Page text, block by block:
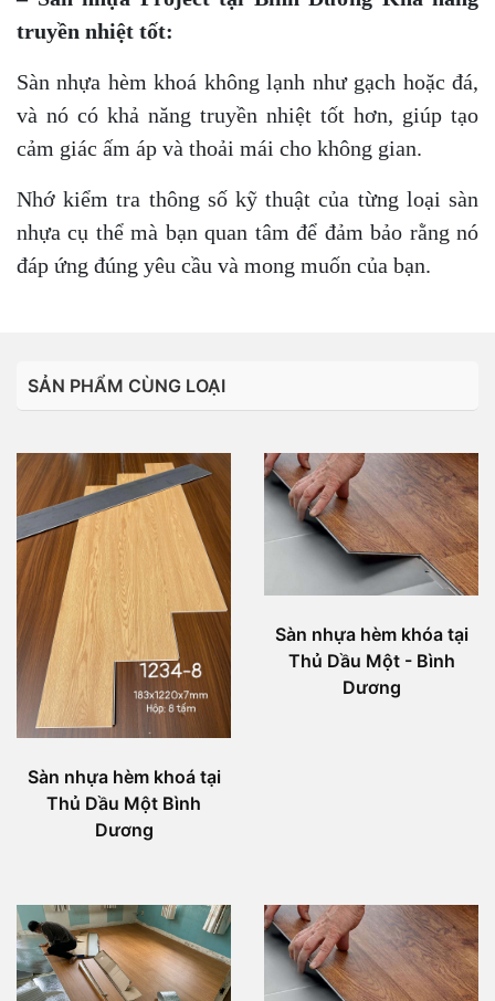
truyền nhiệt tốt:
Sàn nhựa hèm khoá không lạnh như gạch hoặc đá,
và nó có khả năng truyền nhiệt tốt hơn, giúp tạo
cảm giác ấm áp và thoải mái cho không gian.
Nhớ kiểm tra thông số kỹ thuật của từng loại sàn
nhựa cụ thể mà bạn quan tâm để đảm bảo rằng nó
đáp ứng đúng yêu cầu và mong muốn của bạn.
SẢN PHẨM CÙNG LOẠI
Sàn nhựa hèm khoá tại
Thủ Dầu Một Bình
Dương
Sàn nhựa hèm khóa tại
Thủ Dầu Một - Bình
Dương